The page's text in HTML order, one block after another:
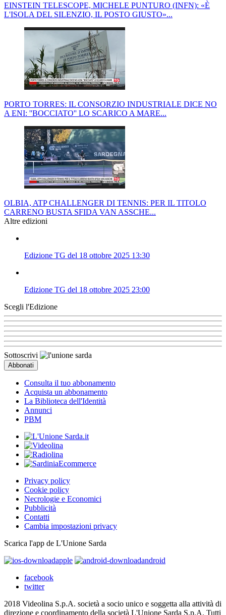
EINSTEIN TELESCOPE, MICHELE PUNTURO (INFN): «È
L'ISOLA DEL SILENZIO, IL POSTO GIUSTO»...
PORTO TORRES: IL CONSORZIO INDUSTRIALE DICE NO
A ENI: ''BOCCIATO'' LO SCARICO A MARE...
OLBIA, ATP CHALLENGER DI TENNIS: PER IL TITOLO
CARRENO BUSTA SFIDA VAN ASSCHE...
Altre edizioni
Edizione TG del 18 ottobre 2025 13:30
Edizione TG del 18 ottobre 2025 23:00
Scegli l'Edizione
Sottoscrivi
Consulta il tuo abbonamento
Acquista un abbonamento
La Biblioteca dell'Identità
Annunci
PBM
Privacy policy
Cookie policy
Necrologie e Economici
Pubblicità
Contatti
Cambia impostazioni privacy
Scarica l'app de L'Unione Sarda
apple
android
facebook
twitter
2018 Videolina S.p.A. società a socio unico e soggetta alla attività di
direzione e coordinamento della società L'Unione Sarda S.p.A. Tutti